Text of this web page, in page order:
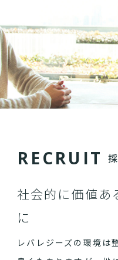
RECRU IT
社会的に価値あ
に
レバレジーズの環境は